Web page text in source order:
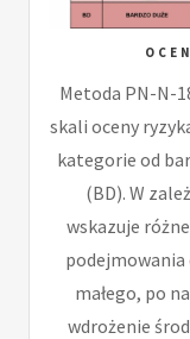
Metoda PN-N-
skali oceny
kategorie od
(BD). W
wskazuje
podejmowania
małego, po
wdrożenie